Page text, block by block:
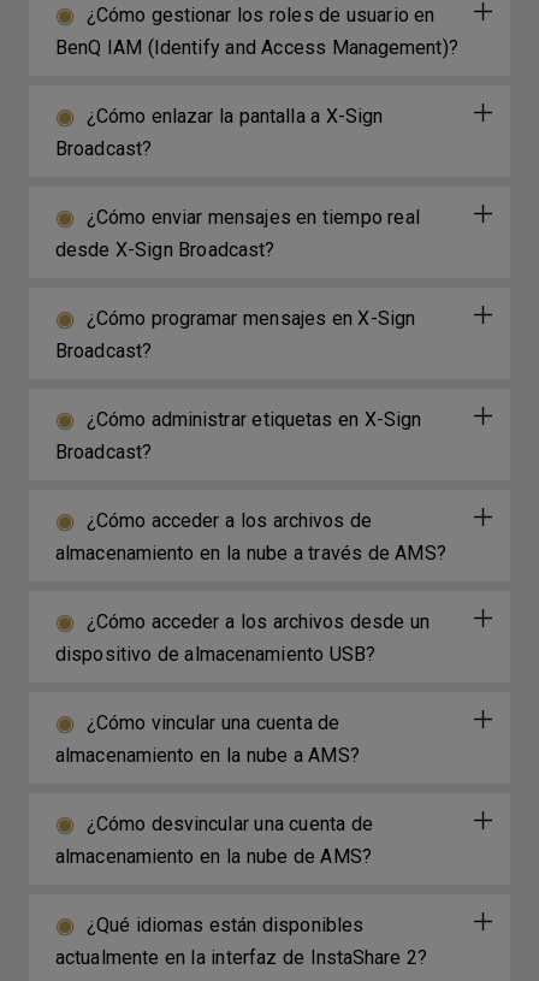
¿Cómo gestionar los roles de usuario en
BenQ IAM (Identify and Access Management)?
¿Cómo enlazar la pantalla a X-Sign
Broadcast?
¿Cómo enviar mensajes en tiempo real
desde X-Sign Broadcast?
¿Cómo programar mensajes en X-Sign
Broadcast?
¿Cómo administrar etiquetas en X-Sign
Broadcast?
¿Cómo acceder a los archivos de
almacenamiento en la nube a través de AMS?
¿Cómo acceder a los archivos desde un
dispositivo de almacenamiento USB?
¿Cómo vincular una cuenta de
almacenamiento en la nube a AMS?
¿Cómo desvincular una cuenta de
almacenamiento en la nube de AMS?
¿Qué idiomas están disponibles
actualmente en la interfaz de InstaShare 2?